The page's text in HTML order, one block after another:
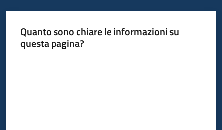
Quanto sono chiare le informazioni su
questa pagina?